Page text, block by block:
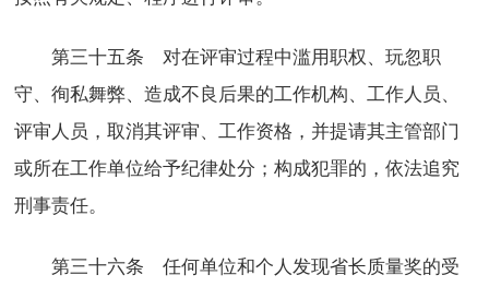
第三十五条 对在评审过程中滥用职权、玩忽职
守、徇私舞弊、造成不良后果的工作机构、工作人员、
评审人员，取消其评审、工作资格，并提请其主管部门
或所在工作单位给予纪律处分；构成犯罪的，依法追究
刑事责任。
第三十六条 任何单位和个人发现省长质量奖的受